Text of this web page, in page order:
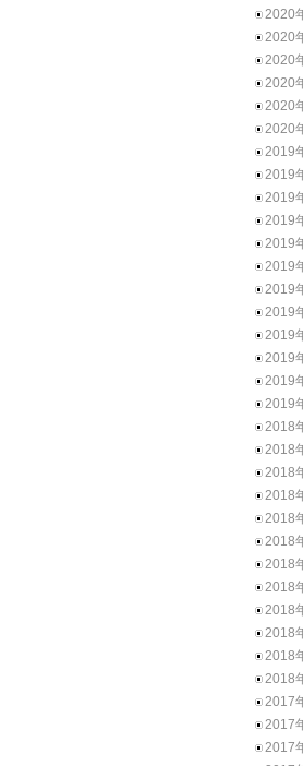
2020
2020
2020
2020
2020
2020
2019
2019
2019
2019
2019
2019
2019
2019
2019
2019
2019
2019
2018
2018
2018
2018
2018
2018
2018
2018
2018
2018
2018
2018
2017
2017
2017